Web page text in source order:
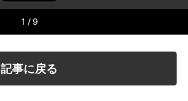
1 / 9
記事に戻る